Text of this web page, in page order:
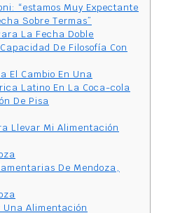
“estamos Muy Expectante
Sobre Termas”
La Fecha Doble
De Filosofía Con
El Cambio En Una
Latino En La Coca-cola
De Pisa
Llevar Mi Alimentación
De Mendoza,
Alimentación